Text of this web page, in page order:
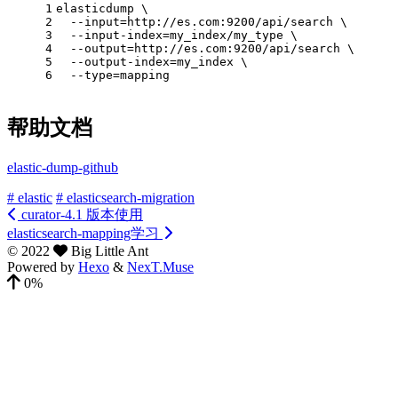
1
2
3
4
5
6
elasticdump \
  --input=http://es.com:9200/api/search \
  --input-index=my_index/my_type \
  --output=http://es.com:9200/api/search \
  --output-index=my_index \
  --type=mapping
帮助文档
elastic-dump-github
# elastic # elasticsearch-migration
curator-4.1 版本使用
elasticsearch-mapping学习
© 2022
Big Little Ant
Powered by Hexo & NexT.Muse
0%